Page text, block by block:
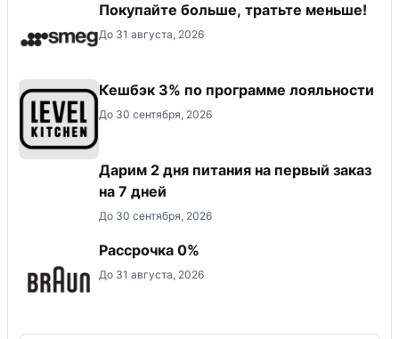
Покупайте больше, тратьте меньше!
До 31 августа, 2026
Кешбэк 3% по программе лояльности
До 30 сентября, 2026
Дарим 2 дня питания на первый заказ
на 7 дней
До 30 сентября, 2026
Рассрочка 0%
До 31 августа, 2026